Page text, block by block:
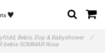
Bebis, Dop & Babyshower
/
bebis SOMMAR Rosa